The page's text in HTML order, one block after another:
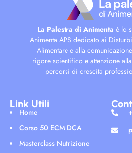
La Palestra di Animenta è lo
Animenta APS dedicato ai
Alimentare e alla
rigore scientifico e attenzione
percorsi di crescita
Link Utili
Home
Corso 50 ECM DCA
Masterclass Nutrizione